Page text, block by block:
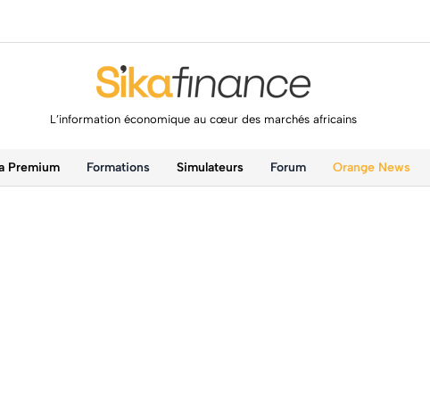
L’information économique au cœur des marchés africains
Premium Formations Simulateurs Forum Orange News